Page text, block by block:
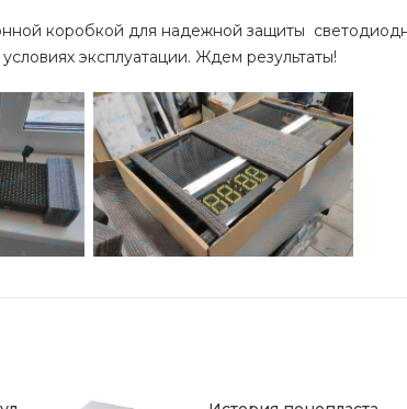
коробкой для надежной защиты
эксплуатации. Ждем результаты!